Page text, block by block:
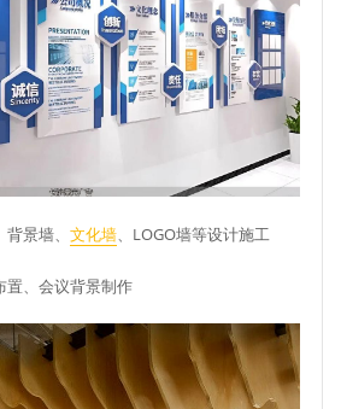
景墙、 文化墙、LOGO墙等设计施工
置、会议背景制作